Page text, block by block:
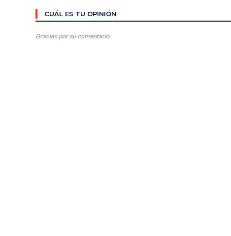
CUÁL ES TU OPINIÓN
Gracias por su comentario